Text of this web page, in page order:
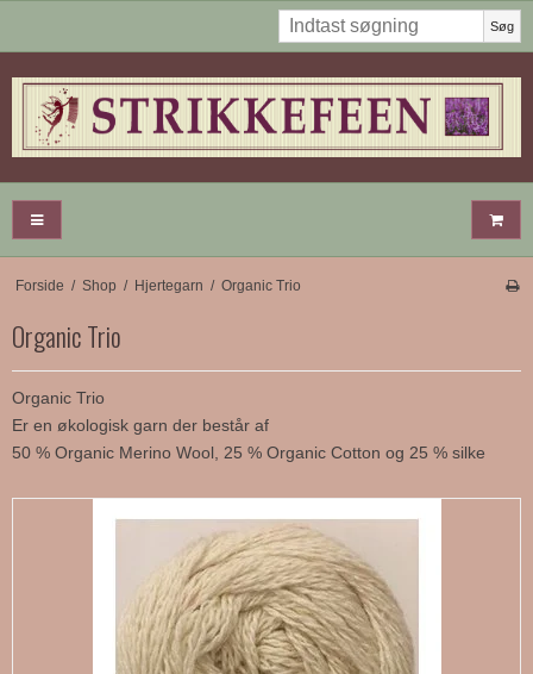
Søg
Forside / Shop / Hjertegarn / Organic Trio
Organic Trio
Organic Trio
Er en økologisk garn der består af
50 % Organic Merino Wool, 25 % Organic Cotton og 25 % silke